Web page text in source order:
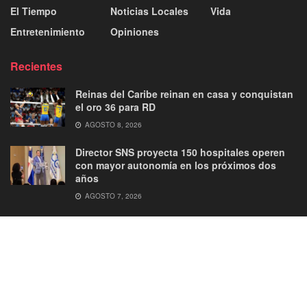
El Tiempo
Entretenimiento
Noticias Locales
Opiniones
Vida
Recientes
Reinas del Caribe reinan en casa y conquistan
el oro 36 para RD
AGOSTO 8, 2026
Director SNS proyecta 150 hospitales operen
con mayor autonomía en los próximos dos
años
AGOSTO 7, 2026